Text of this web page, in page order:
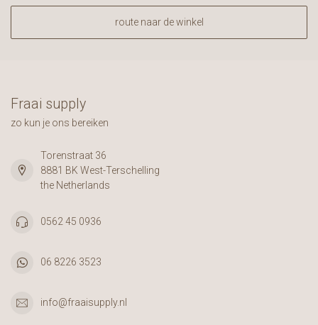
route naar de winkel
Fraai supply
zo kun je ons bereiken
Torenstraat 36
8881 BK West-Terschelling
the Netherlands
0562 45 0936
06 8226 3523
info@fraaisupply.nl